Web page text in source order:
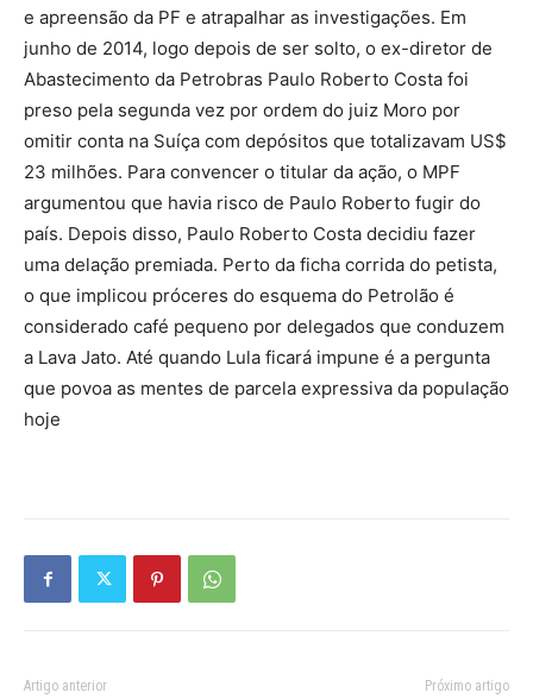
e apreensão da PF e atrapalhar as investigações. Em
junho de 2014, logo depois de ser solto, o ex-diretor de
Abastecimento da Petrobras Paulo Roberto Costa foi
preso pela segunda vez por ordem do juiz Moro por
omitir conta na Suíça com depósitos que totalizavam US$
23 milhões. Para convencer o titular da ação, o MPF
argumentou que havia risco de Paulo Roberto fugir do
país. Depois disso, Paulo Roberto Costa decidiu fazer
uma delação premiada. Perto da ficha corrida do petista,
o que implicou próceres do esquema do Petrolão é
considerado café pequeno por delegados que conduzem
a Lava Jato. Até quando Lula ficará impune é a pergunta
que povoa as mentes de parcela expressiva da população
hoje
Artigo anterior Próximo artigo